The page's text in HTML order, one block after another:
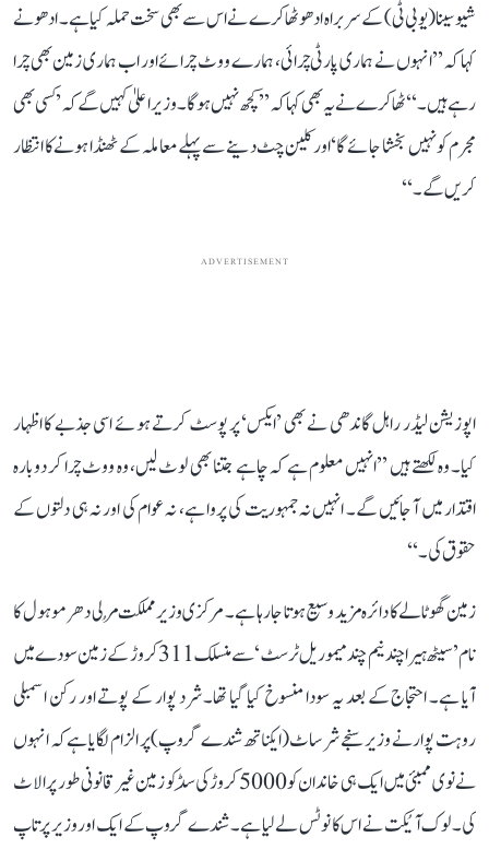
شیوسینا (یو بی ٹی) کے سربراہ ادھو ٹھاکرے نے اس سے بھی سخت حملہ کیا ہے۔ ادھو نے
کہا کہ ’’انہوں نے ہماری پارٹی چرائی، ہمارے ووٹ چرائے اور اب ہماری زمین بھی چرا
رہے ہیں۔‘‘ ٹھاکرے نے یہ بھی کہا کہ ’’کچھ نہیں ہوگا۔ وزیراعلیٰ کہیں گے کہ ’کسی بھی
مجرم کو نہیں بخشا جائے گا‘ اور کلین چٹ دینے سے پہلے معاملہ کے ٹھنڈا ہونے کا انتظار
کریں گے۔‘‘
ADVERTISEMENT
اپوزیشن لیڈر راہل گاندھی نے بھی ’ایکس‘ پر پوسٹ کرتے ہوئے اسی جذبے کا اظہار
کیا۔ وہ لکھتے ہیں ’’انہیں معلوم ہے کہ چاہے جتنا بھی لوٹ لیں، وہ ووٹ چرا کر دوبارہ
اقتدار میں آ جائیں گے۔ انہیں نہ جمہوریت کی پروا ہے، نہ عوام کی اور نہ ہی دلتوں کے
حقوق کی۔‘‘
زمین گھوٹالے کا دائرہ مزید وسیع ہوتا جا رہا ہے۔ مرکزی وزیر مملکت مُرلی دھر موہول کا
نام ’سیٹھ ہیراچند نیم چند میموریل ٹرسٹ‘ سے منسلک 311 کروڑ کے زمین سودے میں
آیا ہے۔ احتجاج کے بعد یہ سودا منسوخ کیا گیا تھا۔ شرد پوار کے پوتے اور رکن اسمبلی
روہت پوار نے وزیر سنجے شرساٹ (ایکناتھ شندے گروپ) پر الزام لگایا ہے کہ انہوں
نے نوی ممبئی میں ایک ہی خاندان کو 5000 کروڑ کی سِڈکو زمین غیر قانونی طور پر الاٹ
کی۔ لوک آیُکت نے اس کا نوٹس لے لیا ہے۔ شندے گروپ کے ایک اور وزیر پرتاپ